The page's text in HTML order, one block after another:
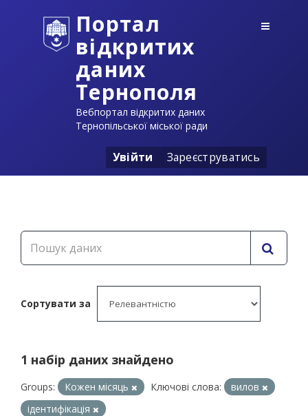
Портал
відкритих
даних
Тернополя
Вебпортал відкритих даних
Тернопільської міської ради
Увійти Зареєструватись
Сортувати за
1 набір даних знайдено
Groups: Кожен місяць Ключові слова:
вилов
ідентифікація